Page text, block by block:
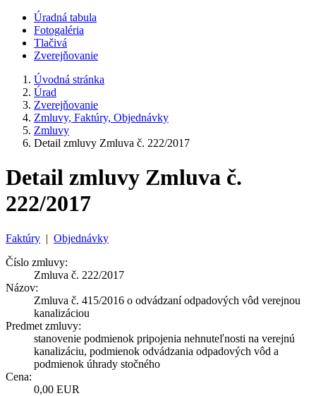
Úradná tabula
Fotogaléria
Tlačivá
Zverejňovanie
Úvodná stránka
Úrad
Zverejňovanie
Zmluvy, Faktúry, Objednávky
Zmluvy
Detail zmluvy Zmluva č. 222/2017
Detail zmluvy Zmluva č.
222/2017
Faktúry | Objednávky
Číslo zmluvy:
Zmluva č. 222/2017
Názov:
Zmluva č. 415/2016 o odvádzaní odpadových vôd verejnou
kanalizáciou
Predmet zmluvy:
stanovenie podmienok pripojenia nehnuteľnosti na verejnú
kanalizáciu, podmienok odvádzania odpadových vôd a
podmienok úhrady stočného
Cena:
0,00 EUR